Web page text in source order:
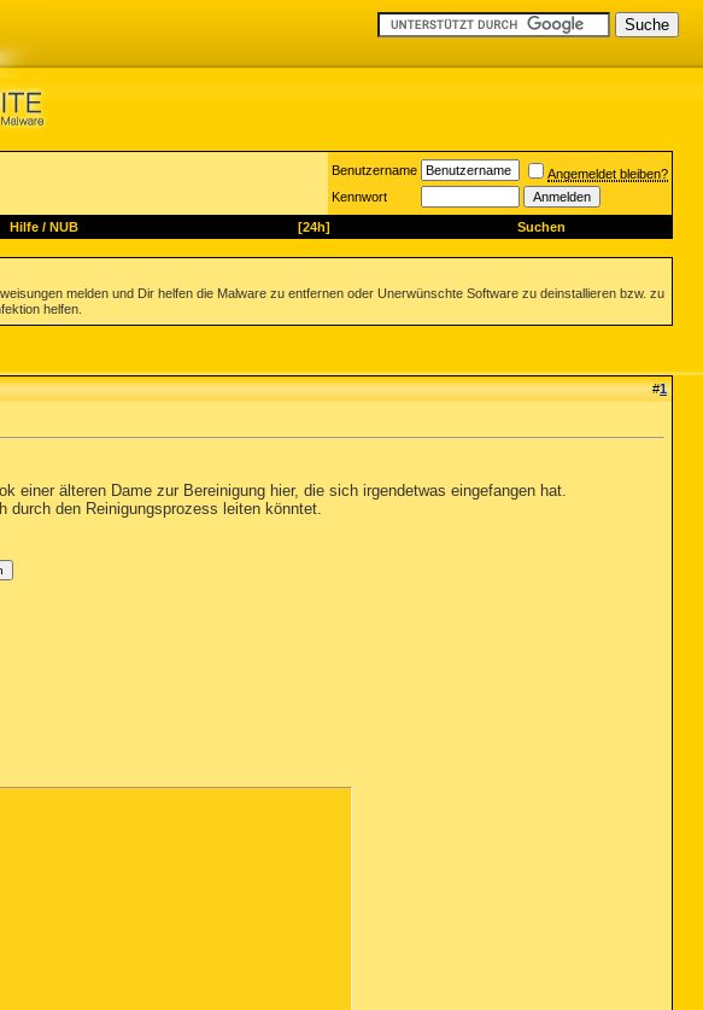
Benutzername
Angemeldet bleiben?
Kennwort
Hilfe/ NUB [24h] Suchen
melden und Dir helfen die Malware zu entfernen oder Unerwünschte Software zu deinstallieren bzw. zu
helfen.
#1
einer älteren Dame zur Bereinigung hier, die sich irgendetwas eingefangen hat.
durch den Reinigungsprozess leiten könntet.